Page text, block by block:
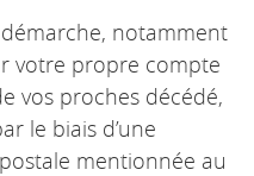
notamment
votre propre compte
vos proches décédé,
le biais d’une
mentionnée au